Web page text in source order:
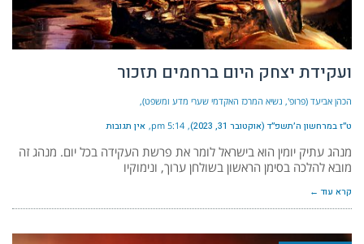
ועקידת יצחק היום ברחמים תזכור
הכהן אביעד (פרופ', נשיא המרכז האקדמי שערי מדע ומשפט)
ט״ז במרחשון ה׳תשפ״ד (אוקטובר 31, 2023) 5:14 pm אין תגובות
מנהג עתיק יומין הוא בישראל לומר את פרשת העקידה בכל יום. מנהג זה
מובא להלכה בסימן הראשון בשולחן ערוך, ונימוקיו
קרא עוד ←